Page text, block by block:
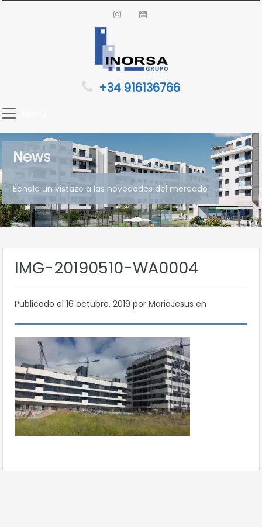
+34 916136766
News
Échale un vistazo a las novedades del mercado
IMG-20190510-WA0004
Publicado el 16 octubre, 2019 por MariaJesus en